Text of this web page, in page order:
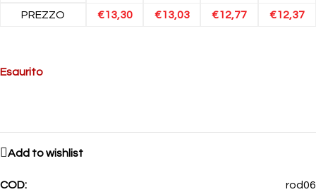
PREZZO €13,30 €13,03 €12,77 €12,37
Esaurito
Add to wishlist
COD:
rod06